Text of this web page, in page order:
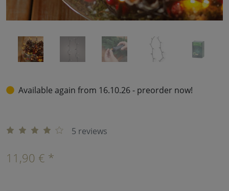
Available again from 16.10.26 - preorder now!
5 reviews
11,90 € *